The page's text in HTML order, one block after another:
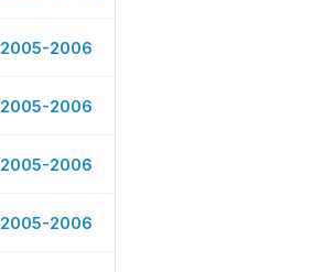
2005-2006
2005-2006
2005-2006
2005-2006